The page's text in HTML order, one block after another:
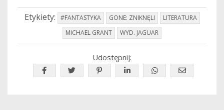
Etykiety: #FANTASTYKA GONE: ZNIKNĘLI
LITERATURA
MICHAEL GRANT
WYD. JAGUAR
Udostępnij: